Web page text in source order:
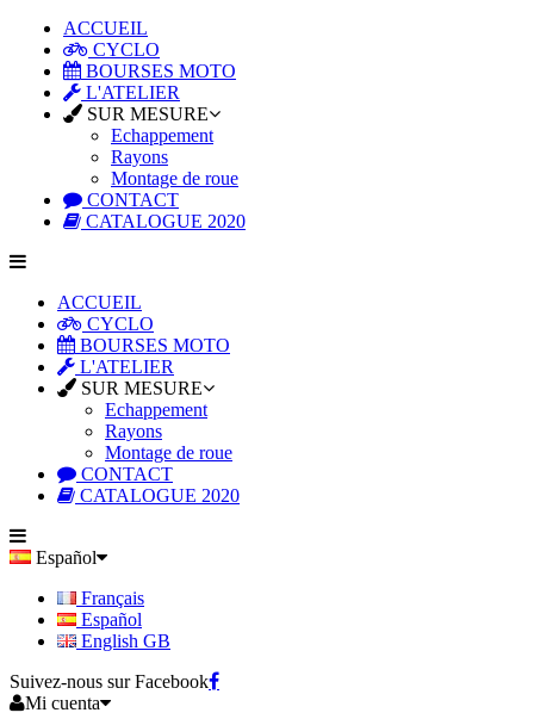
ACCUEIL
CYCLO
BOURSES MOTO
L'ATELIER
SUR MESURE
Echappement
Rayons
Montage de roue
CONTACT
CATALOGUE 2020
ACCUEIL
CYCLO
BOURSES MOTO
L'ATELIER
SUR MESURE
Echappement
Rayons
Montage de roue
CONTACT
CATALOGUE 2020
Español
Français
Español
English GB
Suivez-nous sur Facebook
Mi cuenta